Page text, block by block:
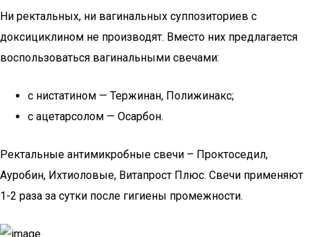
Ни ректальных, ни вагинальных суппозиториев с
доксициклином не производят. Вместо них предлагается
воспользоваться вагинальными свечами:
с нистатином — Тержинан, Полижинакс;
с ацетарсолом — Осарбон.
Ректальные антимикробные свечи – Проктоседил,
Ауробин, Ихтиоловые, Витапрост Плюс. Свечи применяют
1-2 раза за сутки после гигиены промежности.